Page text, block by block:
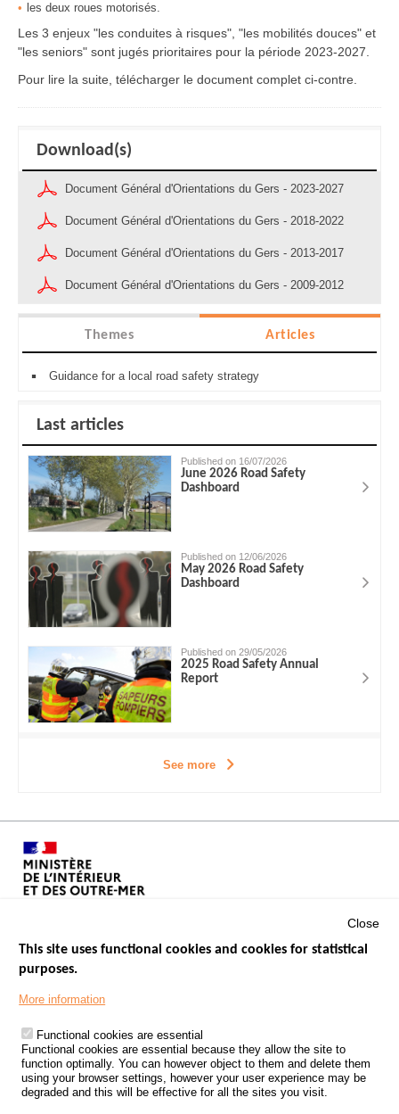
les deux roues motorisés.
Les 3 enjeux "les conduites à risques", "les mobilités douces" et
"les seniors" sont jugés prioritaires pour la période 2023-2027.
Pour lire la suite, télécharger le document complet ci-contre.
Download(s)
Document Général d'Orientations du Gers - 2023-2027
Document Général d'Orientations du Gers - 2018-2022
Document Général d'Orientations du Gers - 2013-2017
Document Général d'Orientations du Gers - 2009-2012
Themes Articles
Guidance for a local road safety strategy
Last articles
Published on 16/07/2026
June 2026 Road Safety
Dashboard
Published on 12/06/2026
May 2026 Road Safety
Dashboard
Published on 29/05/2026
2025 Road Safety Annual
Report
See more
Footer
PROCESSING OF PERSONAL DATA FROM ROAD ACCIDENTS
KNOWLEDGE CENTRE
CALL FOR RESEARCH PROJECTS
Close
This site uses functional cookies and cookies for statistical
purposes.
More information
Functional cookies are essential
Functional cookies are essential because they allow the site to
function optimally. You can however object to them and delete them
using your browser settings, however your user experience may be
degraded and this will be effective for all the sites you visit.